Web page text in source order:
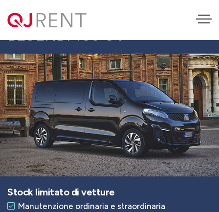
FIAT ULYSSE L2H1 2.0
BLUEHDI 180 CV
Stock limitato di vetture
Manutenzione ordinaria e straordinaria